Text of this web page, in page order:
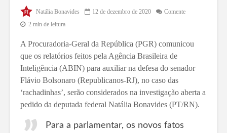
Natália Bonavides 12 de dezembro de 2020
Comente
2 min de leitura
A Procuradoria-Geral da República (PGR) comunicou
que os relatórios feitos pela Agência Brasileira de
Inteligência (ABIN) para auxiliar na defesa do senador
Flávio Bolsonaro (Republicanos-RJ), no caso das
‘rachadinhas’, serão considerados na investigação aberta a
pedido da deputada federal Natália Bonavides (PT/RN).
Para a parlamentar, os novos fatos